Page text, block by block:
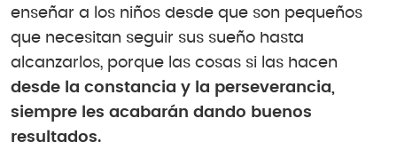
enseñar a los niños desde que son pequeños
que necesitan seguir sus sueño hasta
alcanzarlos, porque las cosas si las hacen
desde la constancia y la perseverancia,
siempre les acabarán dando buenos
resultados.